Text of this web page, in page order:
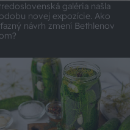
galéria našla
novej expozície. Ako
návrh zmení Bethlenov